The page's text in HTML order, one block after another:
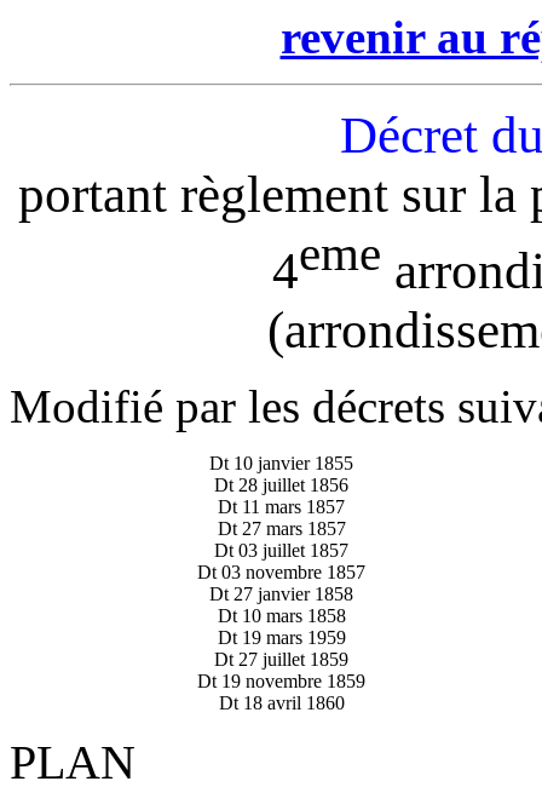
revenir au
Décret
portant règlement sur la
4eme
Modifié par les décrets
Dt 10 janvier 1855
Dt 28 juillet 1856
Dt 11 mars 1857
Dt 27 mars 1857
Dt 03 juillet 1857
Dt 03 novembre 1857
Dt 27 janvier 1858
Dt 10 mars 1858
Dt 19 mars 1959
Dt 27 juillet 1859
Dt 19 novembre 1859
Dt 18 avril 1860
PLAN